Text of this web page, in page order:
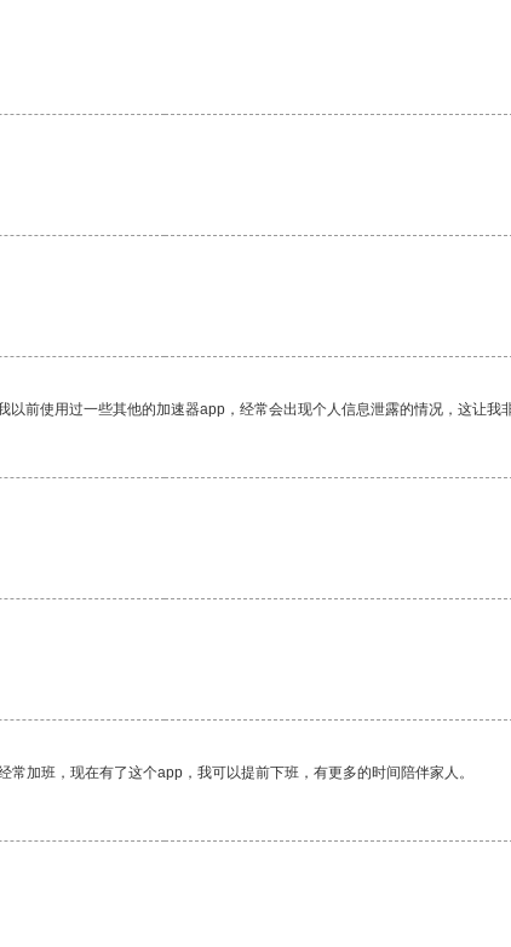
前使用过一些其他的加速器app，经常会出现个人信息泄露的情况，这让我
加班，现在有了这个app，我可以提前下班，有更多的时间陪伴家人。